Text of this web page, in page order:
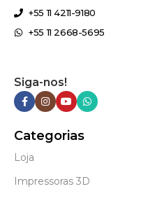
+55 11 4211-9180
+55 11 2668-5695
Siga-nos!
Categorias
Loja
Impressoras 3D